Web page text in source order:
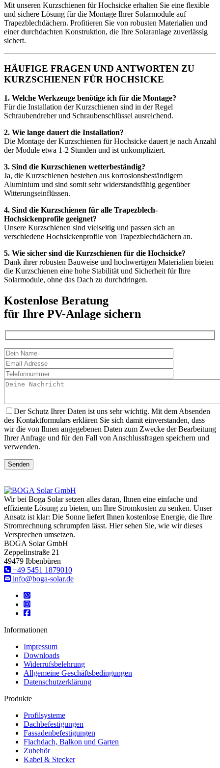
Mit unseren Kurzschienen für Hochsicke erhalten Sie eine flexible
und sichere Lösung für die Montage Ihrer Solarmodule auf
Trapezblechdächern. Profitieren Sie von robusten Materialien und
einer durchdachten Konstruktion, die Ihre Solaranlage zuverlässig
sichert.
HÄUFIGE FRAGEN UND ANTWORTEN ZU
KURZSCHIENEN FÜR HOCHSICKE
1. Welche Werkzeuge benötige ich für die Montage?
Für die Installation der Kurzschienen sind in der Regel
Schraubendreher und Schraubenschlüssel ausreichend.
2. Wie lange dauert die Installation?
Die Montage der Kurzschienen für Hochsicke dauert je nach Anzahl
der Module etwa 1-2 Stunden und ist unkompliziert.
3. Sind die Kurzschienen wetterbeständig?
Ja, die Kurzschienen bestehen aus korrosionsbeständigem
Aluminium und sind somit sehr widerstandsfähig gegenüber
Witterungseinflüssen.
4. Sind die Kurzschienen für alle Trapezblech-
Hochsickenprofile geeignet?
Unsere Kurzschienen sind vielseitig und passen sich an
verschiedene Hochsickenprofile von Trapezblechdächern an.
5. Wie sicher sind die Kurzschienen für die Hochsicke?
Dank ihrer robusten Bauweise und hochwertigen Materialien bieten
die Kurzschienen eine hohe Stabilität und Sicherheit für Ihre
Solarmodule, ohne das Dach zu durchdringen.
Kostenlose Beratung
für Ihre PV-Anlage sichern
Der Schutz Ihrer Daten ist uns sehr wichtig. Mit dem Absenden
des Kontaktformulars erklären Sie sich damit einverstanden, dass
wir die von Ihnen angegebenen Daten zum Zwecke der Bearbeitung
Ihrer Anfrage und für den Fall von Anschlussfragen speichern und
verwenden.
Senden
Wir bei Boga Solar setzen alles daran, Ihnen eine einfache und
effiziente Lösung zu bieten, um Ihre Stromkosten zu senken. Unser
Ansatz ist klar: Die Sonne liefert Ihnen kostenlose Energie, die Ihre
Stromrechnung schrumpfen lässt. Hier sehen Sie, wie wir dieses
Versprechen umsetzen.
BOGA Solar GmbH
Zeppelinstraße 21
49479 Ibbenbüren
‎+49 5451 1879010
info@boga-solar.de
Informationen
Impressum
Downloads
Widerrufsbelehrung
Allgemeine Geschäftsbedingungen
Datenschutzerklärung
Produkte
Profilsysteme
Dachbefestigungen
Fassadenbefestigungen
Flachdach, Balkon und Garten
Zubehör
Kabel & Stecker